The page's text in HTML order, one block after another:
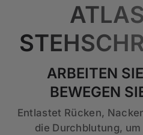
ARBEITEN
BEWEGEN
Entlastet Rücken,
die Durchblutung,